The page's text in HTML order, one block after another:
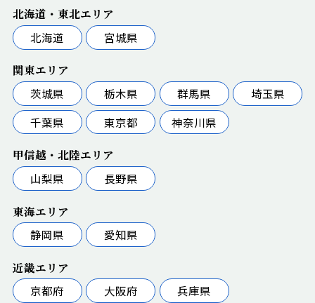
北海道・東北エリア
北海道
宮城県
関東エリア
茨城県
栃木県 群馬県
埼玉県
千葉県
東京都 神奈川県
甲信越・北陸エリア
山梨県
長野県
東海エリア
静岡県
愛知県
近畿エリア
京都府
大阪府 兵庫県